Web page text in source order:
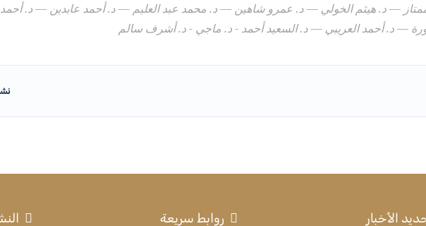
— د. هيثم الخولي — د. عمرو شاهين — د. محمد عبد العليم — د. أحمد عابدين — د.
— د. أحمد العريبي — د. السعيد أحمد - د. ماجي - د. أشرف سالم
الأخبار روابط سريعة